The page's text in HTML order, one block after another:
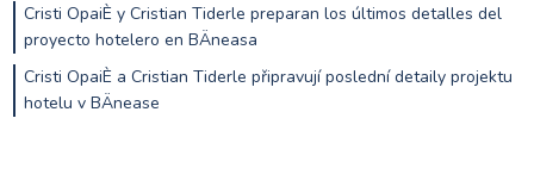
Cristi OpaiÈ y Cristian Tiderle preparan los últimos detalles del
proyecto hotelero en BÄneasa
Cristi OpaiÈ a Cristian Tiderle připravují poslední detaily projektu
hotelu v BÄnease